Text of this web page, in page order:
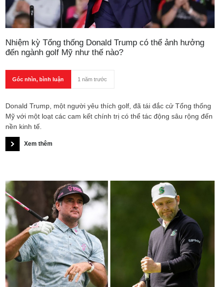
Nhiệm kỳ Tổng thống Donald Trump có thể ảnh hưởng
đến ngành golf Mỹ như thế nào?
Góc nhìn, bình luận 1 năm trước
Donald Trump, một người yêu thích golf, đã tái đắc cử Tổng thống
Mỹ với một loạt các cam kết chính trị có thể tác động sâu rộng đến
nền kinh tế.
Xem thêm